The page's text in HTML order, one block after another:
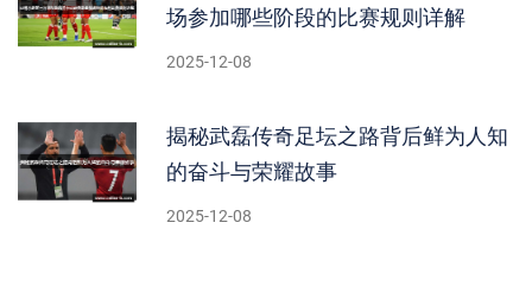
场参加哪些阶段的比赛规则详解
2025-12-08
揭秘武磊传奇足坛之路背后鲜为人知
的奋斗与荣耀故事
2025-12-08